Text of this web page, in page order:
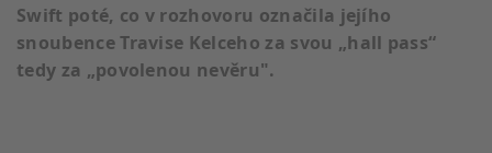
Swift poté, co v rozhovoru označila jejího
snoubence Travise Kelceho za svou „hall pass“
tedy za „povolenou nevěru".